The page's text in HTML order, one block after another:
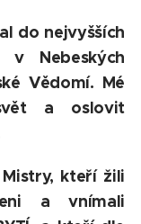
do nejvyšších
v Nebeských
Vědomí. Mé
a oslovit
kteří žili
a vnímali